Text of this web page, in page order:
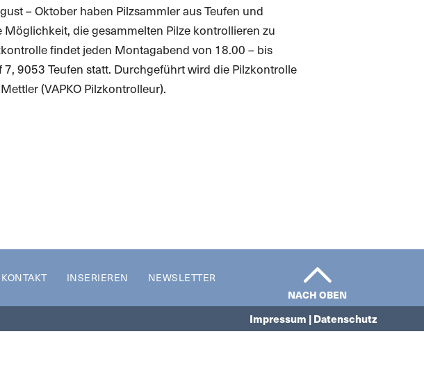
– Oktober haben Pilzsammler aus Teufen und
die gesammelten Pilze kontrollieren zu
findet jeden Montagabend von 18.00 – bis
7, 9053 Teufen statt. Durchgeführt wird die Pilzkontrolle
(VAPKO Pilzkontrolleur).
KONTAKT INSERIEREN
NEWSLETTER
NACH OBEN
Impressum | Datenschutz